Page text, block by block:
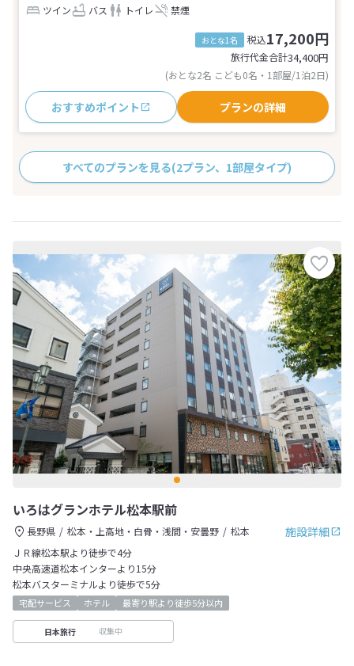
ツイン
バス トイレ 禁煙
おとな1名 税込17,200円
旅行代金合計34,400円
(おとな2名 こども0名・1部屋/1泊2日)
おすすめポイント プランの詳細
すべてのプランを見る(2プラン、1部屋タイプ)
いろはグランホテル松本駅前
施設詳細
長野県 松本・上高地・白骨・浅間・安曇野
松本
ＪＲ線松本駅より徒歩で4分
中央高速道松本インターより15分
松本バスターミナルより徒歩で5分
宅配サービス ホテル 最寄り駅より徒歩5分以内
日本旅行 収集中